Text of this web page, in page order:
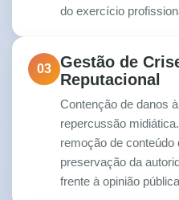
do exercício
03
Gestão de
Reputacional
Contenção de danos
repercussão
remoção de conteúdo
preservação da
frente à opinião